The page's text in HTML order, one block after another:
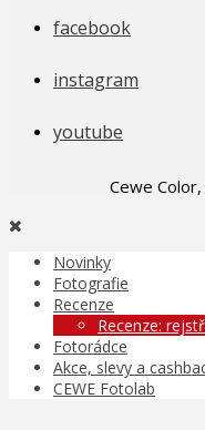
facebook
instagram
youtube
Cewe
Novinky
Fotografie
Recenze
Recenze:
Fotorádce
Akce, slevy a
CEWE Fotolab